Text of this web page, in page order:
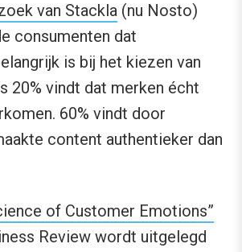
van Stackla (nu Nosto)
consumenten dat
is bij het kiezen van
20% vindt dat merken écht
60% vindt door
content authentieker dan
of Customer Emotions”
Review wordt uitgelegd